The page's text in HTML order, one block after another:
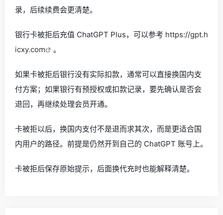
录，后续续费会更清楚。
银行卡被拒后充值 ChatGPT Plus，可以参考 https://gpt.h
icxy.com
。
如果卡被拒后银行没有实际扣款，通常可以直接换国内支
付方案；如果银行有预授权或扣款记录，要先确认是否会
退回，再继续处理会员开通。
卡被拒以后，换国内支付不是退而求其次，而是更适合国
内用户的路径。前提是仍然开到自己的 ChatGPT 账号上。
卡被拒后保存原始提示，后面换代充时也能解释清楚。